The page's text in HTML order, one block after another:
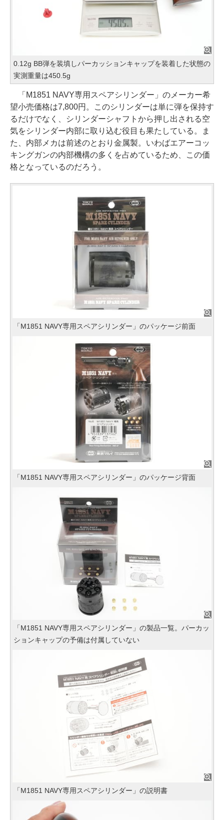
0.12g BB弾を装填しパーカッションキャップを装着した状態の
実測重量は450.5g
「M1851 NAVY専用スペアシリンダー」のメーカー希
望小売価格は7,800円。このシリンダーは単に弾を保持す
るだけでなく、シリンダーシャフトから押し出される空
気をシリンダー内部に取り込む役目も果たしている。ま
た、内部メカは前述のとおり金属製。いわばエアーコッ
キングガンの内部機構の多くを占めているため、この価
格となっているのだろう。
「M1851 NAVY専用スペアシリンダー」のパッケージ前面
「M1851 NAVY専用スペアシリンダー」のパッケージ背面
「M1851 NAVY専用スペアシリンダー」の製品一覧。パーカッ
ションキャップの予備は付属していない
「M1851 NAVY専用スペアシリンダー」の説明書